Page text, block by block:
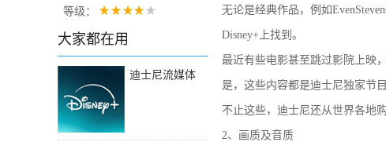
等级：
大家都在用
迪士尼流媒体
无论是经典作品，例如
Disney+上找到。
最近有些电影甚至跳过影院上映
是，这些内容都是迪士尼独家节
不止这些，迪士尼还从世界各地
2、画质及音质